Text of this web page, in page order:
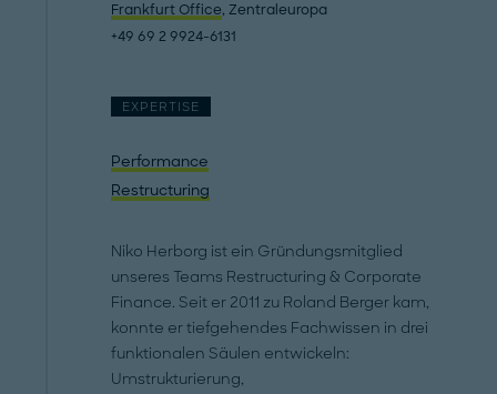
Frankfurt Office, Zentraleuropa
+49 69 2 9924-6131
EXPERTISE
Performance
Restructuring
Niko Herborg ist ein Gründungsmitglied
unseres Teams Restructuring & Corporate
Finance. Seit er 2011 zu Roland Berger kam,
konnte er tiefgehendes Fachwissen in drei
funktionalen Säulen entwickeln:
Umstrukturierung,